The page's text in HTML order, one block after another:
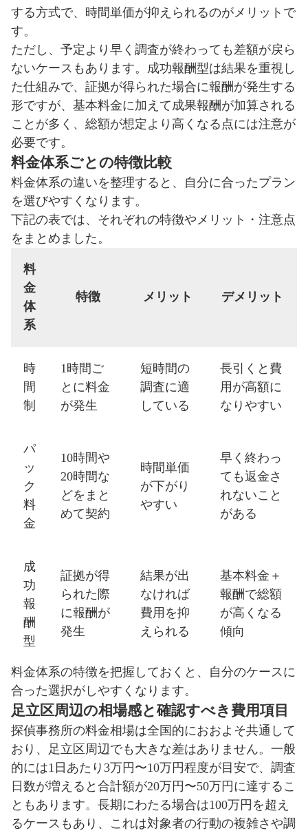
する方式で、時間単価が抑えられるのがメリットで
す。
ただし、予定より早く調査が終わっても差額が戻ら
ないケースもあります。成功報酬型は結果を重視し
た仕組みで、証拠が得られた場合に報酬が発生する
形ですが、基本料金に加えて成果報酬が加算される
ことが多く、総額が想定より高くなる点には注意が
必要です。
料金体系ごとの特徴比較
料金体系の違いを整理すると、自分に合ったプラン
を選びやすくなります。
下記の表では、それぞれの特徴やメリット・注意点
をまとめました。
料
金
体
系
特徴 メリット デメリット
時
間
制
1時間ご
とに料金
が発生
短時間の
調査に適
している
長引くと費
用が高額に
なりやすい
パ
ッ
ク
料
金
10時間や
20時間な
どをまと
めて契約
時間単価
が下がり
やすい
早く終わっ
ても返金さ
れないこと
がある
成
功
報
酬
型
証拠が得
られた際
に報酬が
発生
結果が出
なければ
費用を抑
えられる
基本料金＋
報酬で総額
が高くなる
傾向
料金体系の特徴を把握しておくと、自分のケースに
合った選択がしやすくなります。
足立区周辺の相場感と確認すべき費用項目
探偵事務所の料金相場は全国的におおよそ共通して
おり、足立区周辺でも大きな差はありません。一般
的には1日あたり3万円〜10万円程度が目安で、調査
日数が増えると合計額が20万円〜50万円に達するこ
ともあります。長期にわたる場合は100万円を超え
るケースもあり、これは対象者の行動の複雑さや調